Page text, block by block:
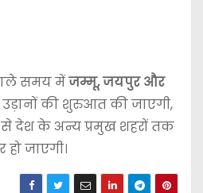
समय मेंजम्मू, जयपुर और
की शुरुआत की जाएगी,
से देश के अन्य प्रमुख शहरों तक
जाएगी।